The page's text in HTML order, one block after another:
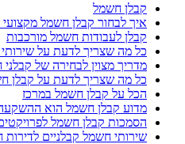
קבלן חשמל
איך לבחור קבלן חשמל מקצועי
קבלן לעבודות חשמל מורכבות
כל מה שצריך לדעת על
מדריך מצוין לבחירה של
כל מה שצריך לדעת על קבלן
הכל על קבלן חשמל במרכז
מדוע קבלן חשמל הוא
הסמכות קבלן חשמל
שירותי חשמל קבלניים